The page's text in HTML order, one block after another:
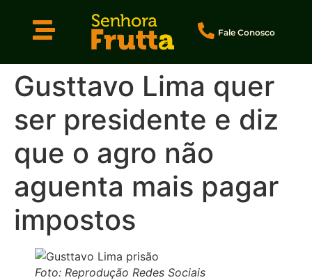
Fale Conosco
Gusttavo Lima quer
ser presidente e diz
que o agro não
aguenta mais pagar
impostos
Foto: Reprodução Redes Sociais